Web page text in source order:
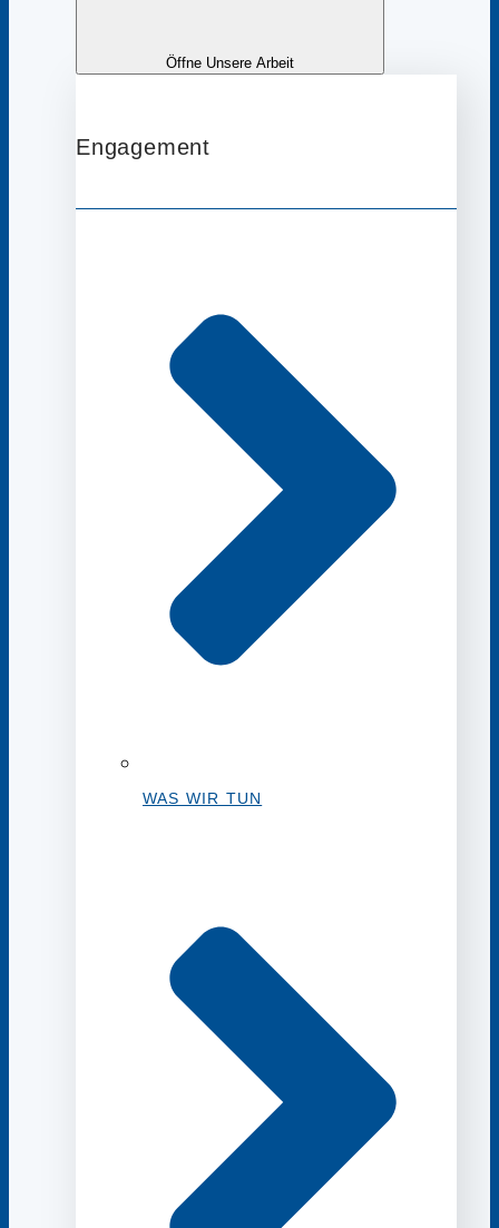
Öffne Unsere Arbeit
Engagement
WAS WIR TUN